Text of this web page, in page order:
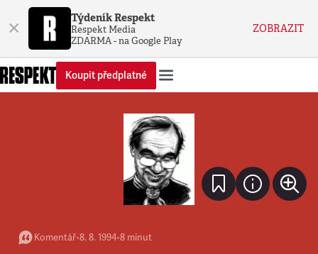
× Týdeník Respekt
Respekt Media
ZDARMA - na Google Play
ZOBRAZIT
Koupit předplatné
Komentář•8. 8. 1994•8 minut